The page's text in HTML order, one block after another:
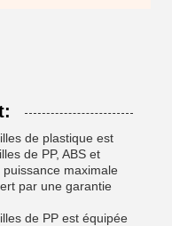
de plastique est
de PP, ABS et
maximale
par une garantie
de PP est équipée